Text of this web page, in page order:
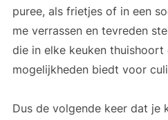
puree, als frietjes of in een
me verrassen en tevreden
die in elke keuken thuishoort
mogelijkheden biedt voor
Dus de volgende keer dat je